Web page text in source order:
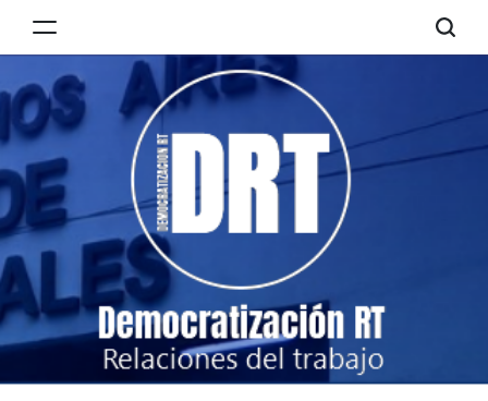
RT